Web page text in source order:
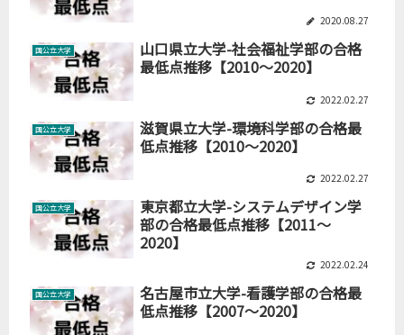
2020.08.27
国公立大学
山口県立大学-社会福祉学部の合格
最低点推移【2010～2020】
2022.02.27
国公立大学
滋賀県立大学-環境科学部の合格最
低点推移【2010～2020】
2022.02.27
国公立大学
東京都立大学-システムデザイン学
部の合格最低点推移【2011～
2020】
2022.02.24
国公立大学
名古屋市立大学-看護学部の合格最
低点推移【2007～2020】